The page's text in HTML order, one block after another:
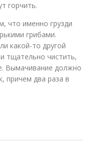
горчить.
что именно грузди
грибами.
какой-то другой
тщательно чистить,
Вымачивание должно
причем два раза в